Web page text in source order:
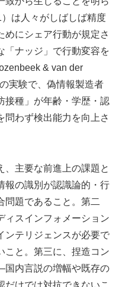
は人々がしばしば精度
めにシェア行動が規定さ
「ナッジ」で行動変容を
& van der
実験で、偽情報製造者
接種」が年齢・学歴・認
問わず検出能力を向上さ
主要な前進上の課題と
報の識別が認識論的・行
問題であること。第二
ィスインフォメーション
ンテリジェンスが必要で
こと。第三に、捏造コン
内言説の増幅や既存の
けでは対抗できないこ